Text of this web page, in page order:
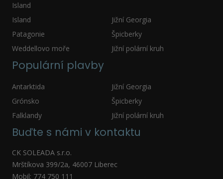
Island
Island
Jižní Georgia
Patagonie
Špicberky
Weddellovo moře
Jižní polární kruh
Populární plavby
Antarktida
Jižní Georgia
Grónsko
Špicberky
Falklandy
Jižní polární kruh
Buďte s námi v kontaktu
CK SOLEADA s.r.o.
Mrštíkova 399/2a, 46007 Liberec
Mobil: 774 750 111